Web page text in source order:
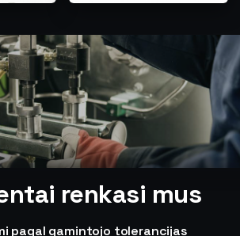
renkasi mus
pagal gamintojo tolerancijas